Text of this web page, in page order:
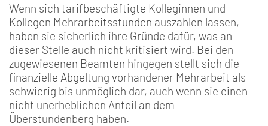
Wenn sich tarifbeschäftigte Kolleginnen und
Kollegen Mehrarbeitsstunden auszahlen lassen,
haben sie sicherlich ihre Gründe dafür, was an
dieser Stelle auch nicht kritisiert wird. Bei den
zugewiesenen Beamten hingegen stellt sich die
finanzielle Abgeltung vorhandener Mehrarbeit als
schwierig bis unmöglich dar, auch wenn sie einen
nicht unerheblichen Anteil an dem
Überstundenberg haben.